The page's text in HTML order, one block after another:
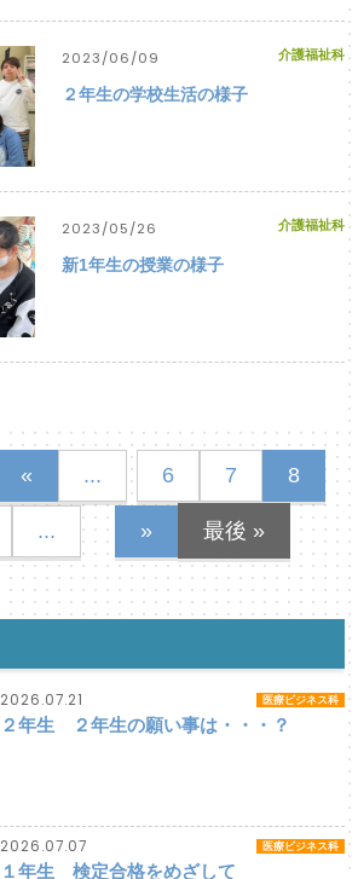
2023/06/09 介護福祉科
２年生の学校生活の様子
2023/05/26 介護福祉科
新1年生の授業の様子
« ... 6 7 8
... » 最後 »
2026.07.21 医療ビジネス科
２年生 ２年生の願い事は・・・？
2026.07.07 医療ビジネス科
１年生 検定合格をめざして